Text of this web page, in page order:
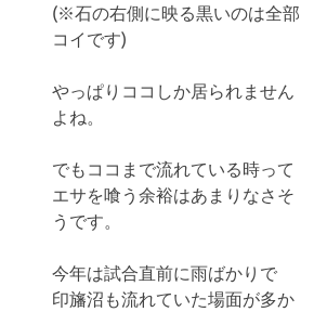
(※石の右側に映る黒いのは全部
コイです)
やっぱりココしか居られません
よね。
でもココまで流れている時って
エサを喰う余裕はあまりなさそ
うです。
今年は試合直前に雨ばかりで
印旛沼も流れていた場面が多か